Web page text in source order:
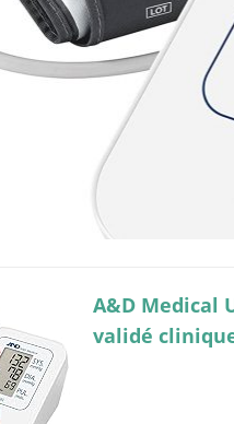
A&D Medical
validé